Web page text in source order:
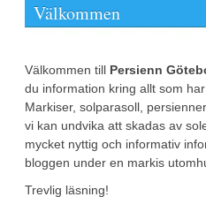
Välkommen
Välkommen till Persienn
du information kring allt som
Markiser, solparasoll,
vi kan undvika att skadas av
mycket nyttig och informativ
bloggen under en markis
Trevlig läsning!